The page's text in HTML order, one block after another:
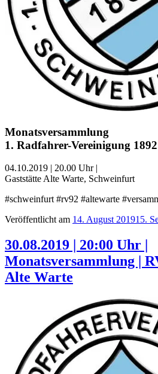
Monatsversammlung
1. Radfahrer-Vereinigung
04.10.2019 | 20.00 Uhr |
Gaststätte Alte Warte, Schweinfurt
#schweinfurt #rv92 #altewarte
Veröffentlicht am 14. August 201915.
30.08.2019 | 20:00 Uhr |
Monatsversammlung |
Alte Warte